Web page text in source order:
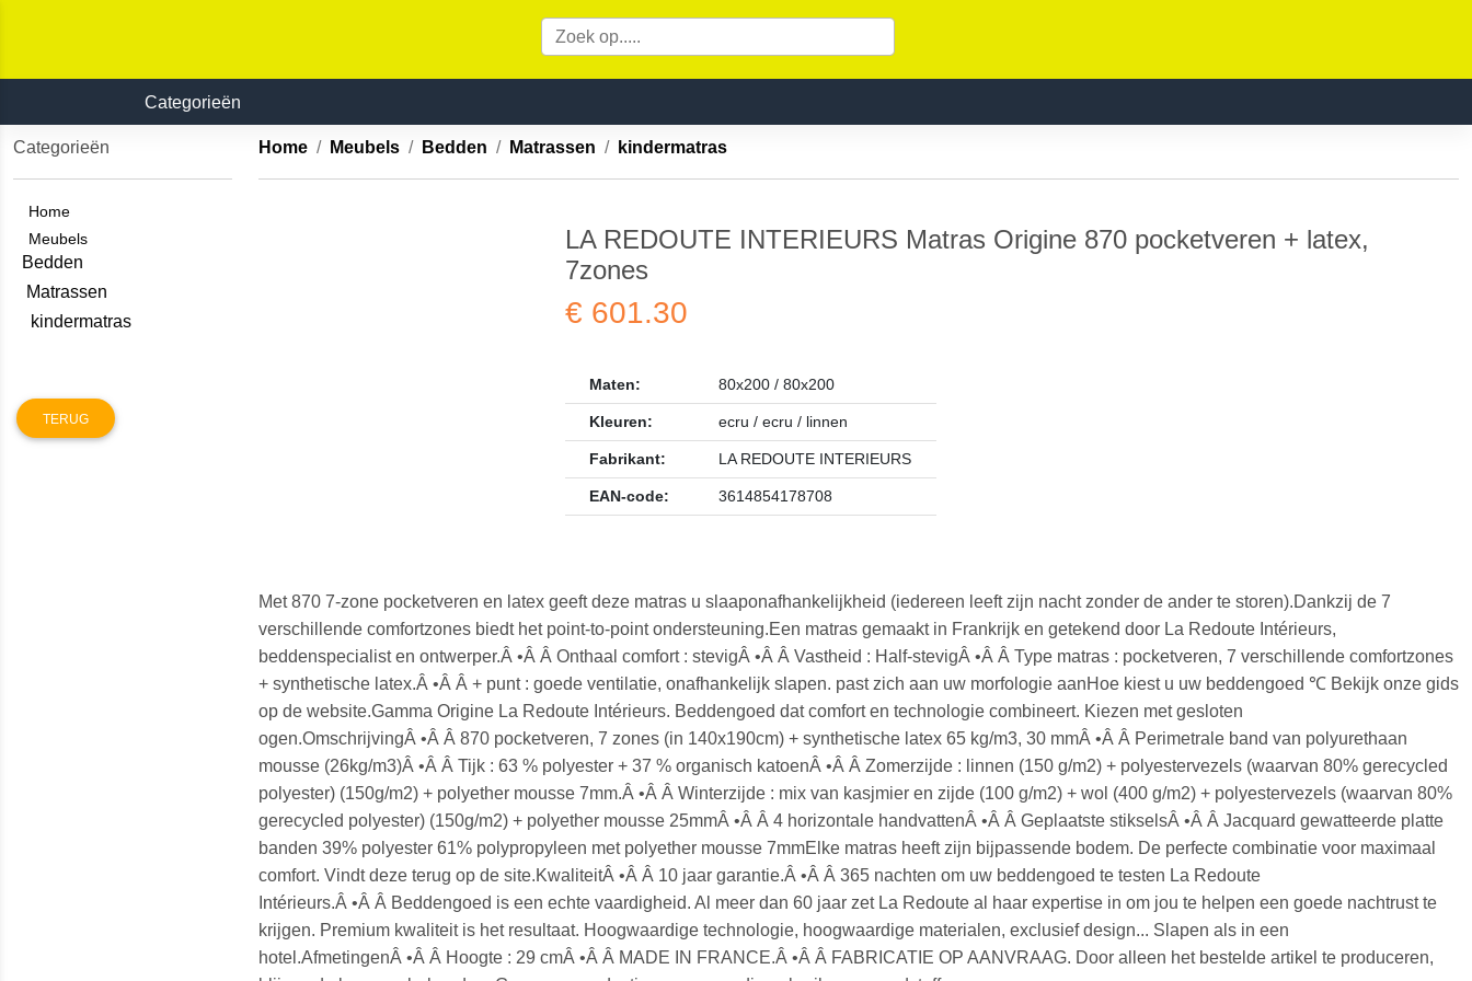
Categorieën
Categorieën
Home
Meubels
Bedden
Matrassen
kindermatras
TERUG
Home Meubels Bedden Matrassen kindermatras
LA REDOUTE INTERIEURS Matras Origine 870 pocketveren + latex,
7zones
€ 601.30
Maten: 80x200 / 80x200
Kleuren: ecru / ecru / linnen
Fabrikant: LA REDOUTE INTERIEURS
EAN-code: 3614854178708
Met 870 7-zone pocketveren en latex geeft deze matras u slaaponafhankelijkheid (iedereen leeft zijn nacht zonder de ander te storen).Dankzij de 7
verschillende comfortzones biedt het point-to-point ondersteuning.Een matras gemaakt in Frankrijk en getekend door La Redoute Intérieurs,
beddenspecialist en ontwerper.Â •Â Â Onthaal comfort : stevigÂ •Â Â Vastheid : Half-stevigÂ •Â Â Type matras : pocketveren, 7 verschillende comfortzones
+ synthetische latex.Â •Â Â + punt : goede ventilatie, onafhankelijk slapen. past zich aan uw morfologie aanHoe kiest u uw beddengoed ℃ Bekijk onze gids
op de website.Gamma Origine La Redoute Intérieurs. Beddengoed dat comfort en technologie combineert. Kiezen met gesloten
ogen.OmschrijvingÂ •Â Â 870 pocketveren, 7 zones (in 140x190cm) + synthetische latex 65 kg/m3, 30 mmÂ •Â Â Perimetrale band van polyurethaan
mousse (26kg/m3)Â •Â Â Tijk : 63 % polyester + 37 % organisch katoenÂ •Â Â Zomerzijde : linnen (150 g/m2) + polyestervezels (waarvan 80% gerecycled
polyester) (150g/m2) + polyether mousse 7mm.Â •Â Â Winterzijde : mix van kasjmier en zijde (100 g/m2) + wol (400 g/m2) + polyestervezels (waarvan 80%
gerecycled polyester) (150g/m2) + polyether mousse 25mmÂ •Â Â 4 horizontale handvattenÂ •Â Â Geplaatste stikselsÂ •Â Â Jacquard gewatteerde platte
banden 39% polyester 61% polypropyleen met polyether mousse 7mmElke matras heeft zijn bijpassende bodem. De perfecte combinatie voor maximaal
comfort. Vindt deze terug op de site.KwaliteitÂ •Â Â 10 jaar garantie.Â •Â Â 365 nachten om uw beddengoed te testen La Redoute
Intérieurs.Â •Â Â Beddengoed is een echte vaardigheid. Al meer dan 60 jaar zet La Redoute al haar expertise in om jou te helpen een goede nachtrust te
krijgen. Premium kwaliteit is het resultaat. Hoogwaardige technologie, hoogwaardige materialen, exclusief design... Slapen als in een
hotel.AfmetingenÂ •Â Â Hoogte : 29 cmÂ •Â Â MADE IN FRANCE.Â •Â Â FABRICATIE OP AANVRAAG. Door alleen het bestelde artikel te produceren,